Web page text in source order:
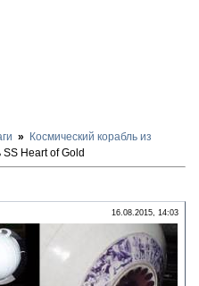
Космический корабль из
Heart of Gold
16.08.2015, 14:03